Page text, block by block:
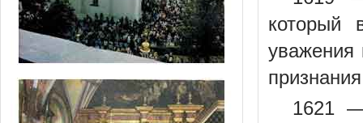
который
уважения
1621